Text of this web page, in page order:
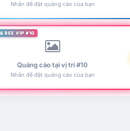
Nhấn để đặt quảng cáo của bạn
BEE VIP #10
Quảng cáo tại vị trí #10
Nhấn để đặt quảng cáo của bạn